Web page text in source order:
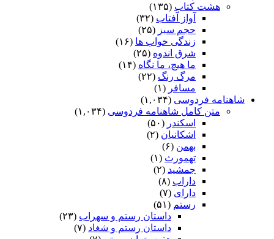
هشت کتاب (۱۳۵)
آواز آفتاب (۳۲)
حجم سبز (۲۵)
زندگی خواب ها (۱۶)
شرق اندوه (۲۵)
ما هیچ، ما نگاه (۱۴)
مرگ رنگ (۲۲)
مسافر (۱)
شاهنامه فردوسی (۱,۰۳۴)
متن کامل شاهنامه فردوسی (۱,۰۳۴)
اسکندر (۵۰)
اشکانیان (۲)
بهمن (۶)
تهمورث (۱)
جمشید (۲)
داراب (۸)
دارای (۷)
رستم (۵۱)
داستان رستم و سهراب (۲۳)
داستان رستم و شغاد (۷)